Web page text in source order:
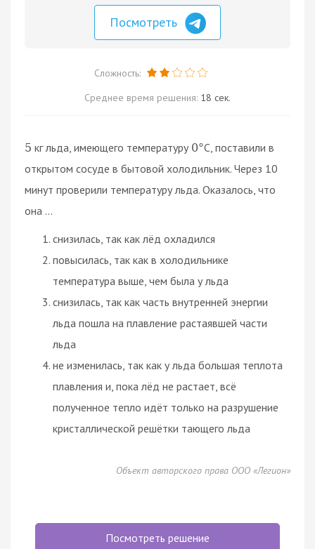
Посмотреть
Сложность:
Среднее время решения: 18 сек.
5 кг льда, имеющего температуру 0°C, поставили в
открытом сосуде в бытовой холодильник. Через 10
минут проверили температуру льда. Оказалось, что
она ...
снизилась, так как лёд охладился
повысилась, так как в холодильнике
температура выше, чем была у льда
снизилась, так как часть внутренней энергии
льда пошла на плавление растаявшей части
льда
не изменилась, так как у льда большая теплота
плавления и, пока лёд не растает, всё
полученное тепло идёт только на разрушение
кристаллической решётки тающего льда
Объект авторского права ООО «Легион»
Посмотреть решение